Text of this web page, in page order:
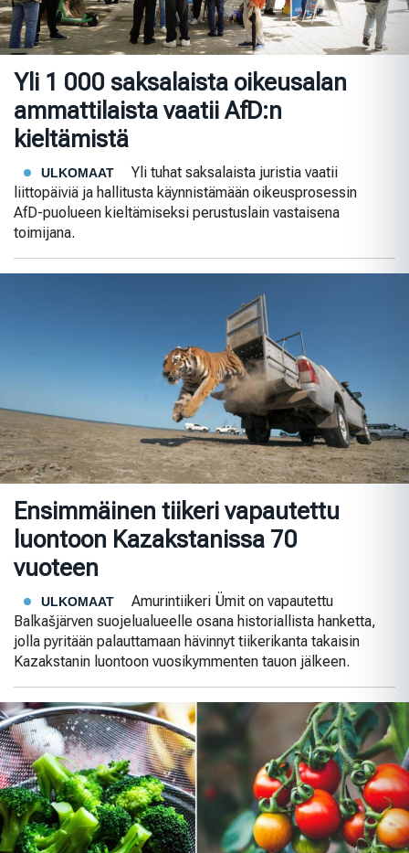
Yli 1 000 saksalaista oikeusalan
ammattilaista vaatii AfD:n
kieltämistä
ULKOMAAT
Yli tuhat saksalaista juristia vaatii
liittopäiviä ja hallitusta käynnistämään oikeusprosessin
AfD-puolueen kieltämiseksi perustuslain vastaisena
toimijana.
Ensimmäinen tiikeri vapautettu
luontoon Kazakstanissa 70
vuoteen
ULKOMAAT
Amurintiikeri Ümit on vapautettu
Balkašjärven suojelualueelle osana historiallista hanketta,
jolla pyritään palauttamaan hävinnyt tiikerikanta takaisin
Kazakstanin luontoon vuosikymmenten tauon jälkeen.